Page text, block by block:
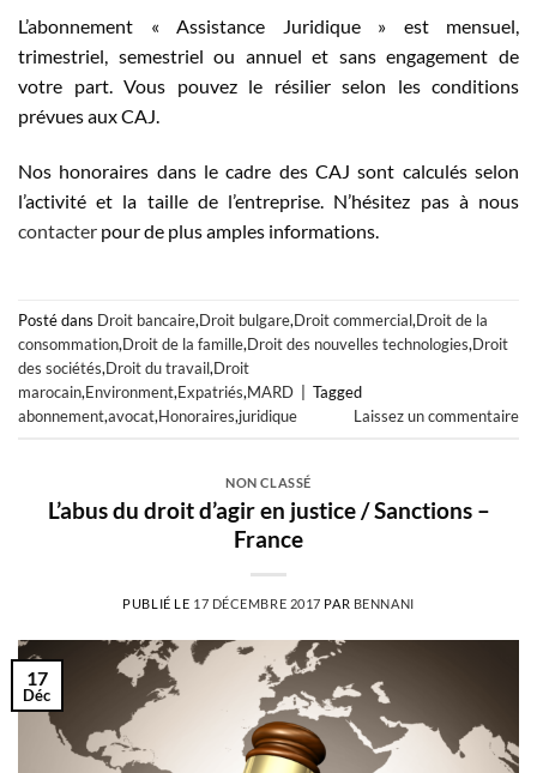
L’abonnement « Assistance Juridique » est mensuel,
trimestriel, semestriel ou annuel et sans engagement de
votre part. Vous pouvez le résilier selon les conditions
prévues aux CAJ.
Nos honoraires dans le cadre des CAJ sont calculés selon
l’activité et la taille de l’entreprise. N’hésitez pas à nous
contacter pour de plus amples informations.
Posté dans Droit bancaire,Droit bulgare,Droit commercial,Droit de la
consommation,Droit de la famille,Droit des nouvelles technologies,Droit
des sociétés,Droit du travail,Droit
marocain,Environment,Expatriés,MARD
Tagged
abonnement,avocat,Honoraires,juridique Laissez un commentaire
NON CLASSÉ
L’abus du droit d’agir en justice / Sanctions –
France
PUBLIÉ LE 17 DÉCEMBRE 2017 PAR BENNANI
17
Déc